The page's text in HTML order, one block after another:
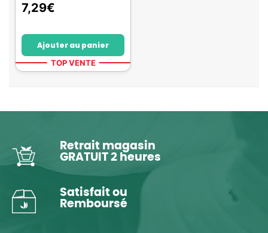
7,29€
Ajouter au panier
TOP VENTE
Retrait magasin
GRATUIT 2 heures
Satisfait ou
Remboursé